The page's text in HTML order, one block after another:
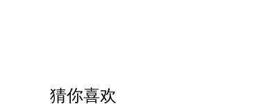
猜你喜欢